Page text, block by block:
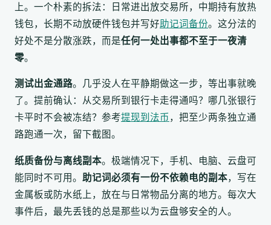
上。一个朴素的拆法：日常进出放交易所，中期持有放热
钱包，长期不动放硬件钱包并写好助记词备份。这分法的
好处不是分散涨跌，而是任何一处出事都不至于一夜清
零。
测试出金通路。几乎没人在平静期做这一步，等出事就晚
了。提前确认：从交易所到银行卡走得通吗？哪几张银行
卡平时不会被冻结？参考提现到法币 ，把至少两条独立通
路跑通一次，留下截图。
纸质备份与离线副本。极端情况下，手机、电脑、云盘可
能同时不可用。 助记词必须有一份不依赖电的副本，写在
金属板或防水纸上，放在与日常物品分离的地方。每次大
事件后，最先丢钱的总是那些以为云盘够安全的人。